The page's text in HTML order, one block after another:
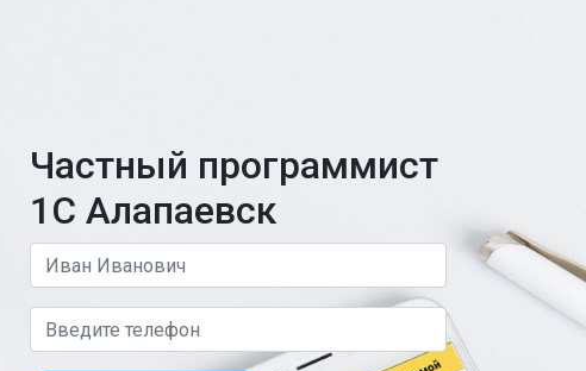
Частный программист
1С Алапаевск